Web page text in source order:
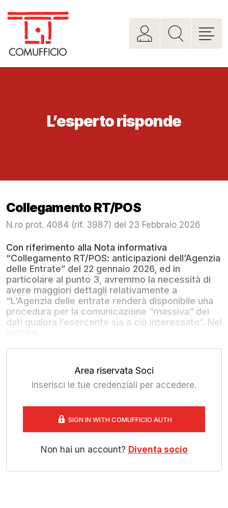
L’esperto risponde
Collegamento RT/POS
N.ro prot. 4084 (rif. 3987) del 23 Febbraio 2026
Con riferimento alla Nota informativa
“Collegamento RT/POS: anticipazioni dell’Agenzia
delle Entrate” del 22 gennaio 2026, ed in
particolare al punto 3, avremmo la necessità di
avere maggiori dettagli relativamente a
“L’Agenzia delle entrate renderà disponibile una
procedura per la comunicazione “massiva” dei
dati qualora l’esercente sia a ciò interessato”. Nel
Area riservata Soci
Inserisci le tue credenziali per accedere.
SIGN IN WITH COMUFFICIO AUTH
Non hai un account? Diventa socio